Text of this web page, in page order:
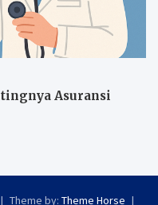
Asuransi
Theme by: Theme Horse